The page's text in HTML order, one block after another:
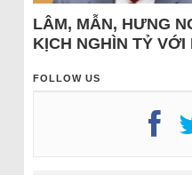
LÂM, MẪN, HƯNG
KỊCH NGHÌN TỶ VỚI
FOLLOW US